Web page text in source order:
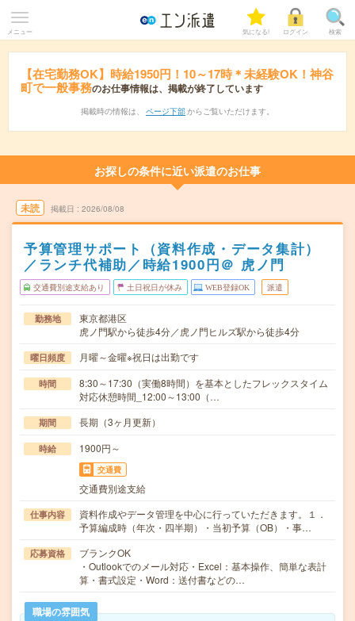
メニュー 気になる! ログイン 検索
【在宅勤務OK】時給1950円！10～17時＊未経験OK！神谷
町で一般事務のお仕事情報は、掲載が終了しています
掲載時の情報は、 ページ下部 からご覧いただけます。
お探しの条件に近い派遣のお仕事
未読 掲載日 2026/08/08
予算管理サポート（資料作成・データ集計）
／ランチ代補助／時給1900円＠ 虎ノ門
交通費別途支給あり 土日祝日が休み WEB登録OK 派遣
勤務地
東京都港区
虎ノ門駅から徒歩4分／虎ノ門ヒルズ駅から徒歩4分
曜日頻度 月曜～金曜※祝日は出勤です
時間
8:30～17:30（実働8時間）を基本としたフレックスタイム
対応休憩時間_12:00～13:00（…
期間 長期（3ヶ月更新）
時給 1900円～
交通費
交通費別途支給
仕事内容
資料作成やデータ管理を中心に行っていただきます。１．
予算編成時（年次・四半期）・当初予算（OB）・事…
応募資格
ブランクOK
・Outlookでのメール対応・Excel：基本操作、簡単な表計
算・書式設定・Word：送付書などの…
職場の雰囲気